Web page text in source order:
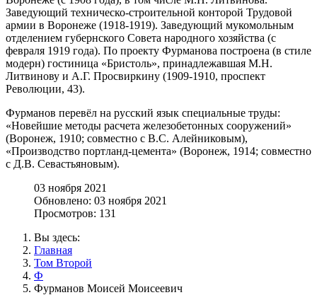
Заведующий техническо-строительной конторой Трудовой
армии в Воронеже (1918-1919). Заведующий мукомольным
отделением губернского Совета народного хозяйства (с
февраля 1919 года). По проекту Фурманова построена (в стиле
модерн) гостиница «Бристоль», принадлежавшая М.Н.
Литвинову и А.Г. Просвиркину (1909-1910, проспект
Революции, 43).
Фурманов перевёл на русский язык специальные труды:
«Новейшие методы расчета железобетонных сооружений»
(Воронеж, 1910; совместно с B.C. Алейниковым),
«Производство портланд-цемента» (Воронеж, 1914; совместно
с Д.В. Севастьяновым).
03 ноября 2021
Обновлено: 03 ноября 2021
Просмотров: 131
Вы здесь:
Главная
Том Второй
Ф
Фурманов Моисей Моисеевич